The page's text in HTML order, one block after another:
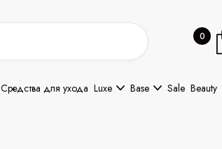
0
Средства для ухода Luxe Base Sale Beauty